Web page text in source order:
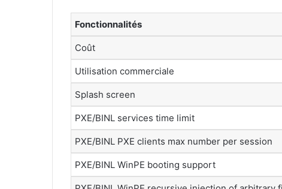
Fonctionnalités
Coût
Utilisation commerciale
Splash screen
PXE/BINL services time limit
PXE/BINL PXE clients max number per session
PXE/BINL WinPE booting support